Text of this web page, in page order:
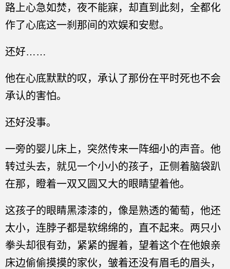
路上心急如焚，夜不能寐，却直到此刻，全都化
作了心底这一刹那间的欢娱和安慰。
还好……
他在心底默默的叹，承认了那份在平时死也不会
承认的害怕。
还好没事。
一旁的婴儿床上，突然传来一阵细小的声音。他
转过头去，就见一个小小的孩子，正侧着脑袋趴
在那，瞪着一双又圆又大的眼睛望着他。
这孩子的眼睛黑漆漆的，像是熟透的葡萄，他还
太小，连脖子都是软绵绵的，直不起来。两只小
拳头却很有劲，紧紧的握着，望着这个在他娘亲
床边偷偷摸摸的家伙，皱着还没有眉毛的眉头，